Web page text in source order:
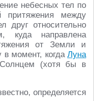
небесных тел по
притяжения между
друг относительно
куда направлена
от Земли и
момент, когда Луна
(хотя бы в
определяется